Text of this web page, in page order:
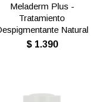
Meladerm Plus -
Tratamiento
Natural
$ 1.390